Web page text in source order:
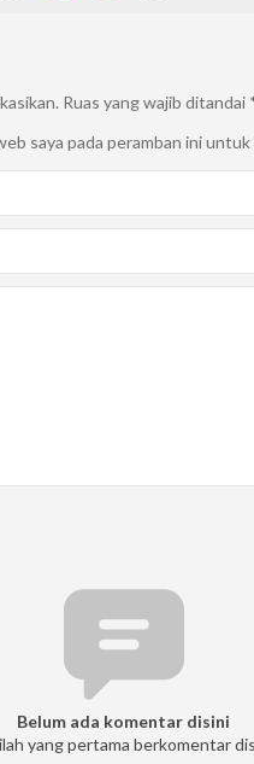
Ruas yang wajib ditandai
saya pada peramban ini
Belum ada komentar disini
yang pertama berkomentar